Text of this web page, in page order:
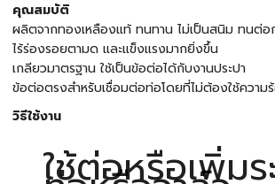
คุณสมบัติ
ผลิตจากทองเหลืองแท้ ทนทาน ไม่เป็นสนิม ทนต่อ
ไร้ร่องรอยตามด และแข็งแรงมากยิ่งขึ้น
เกลียวมาตรฐาน ใช้เป็นข้อต่อได้กับงานประปา
ข้อต่อตรงสำหรับเชื่อมต่อท่อโดยที่ไม่ต้องใช้ความ
วิธีใช้งาน
ใช้ต่อหรือเพิ่มร